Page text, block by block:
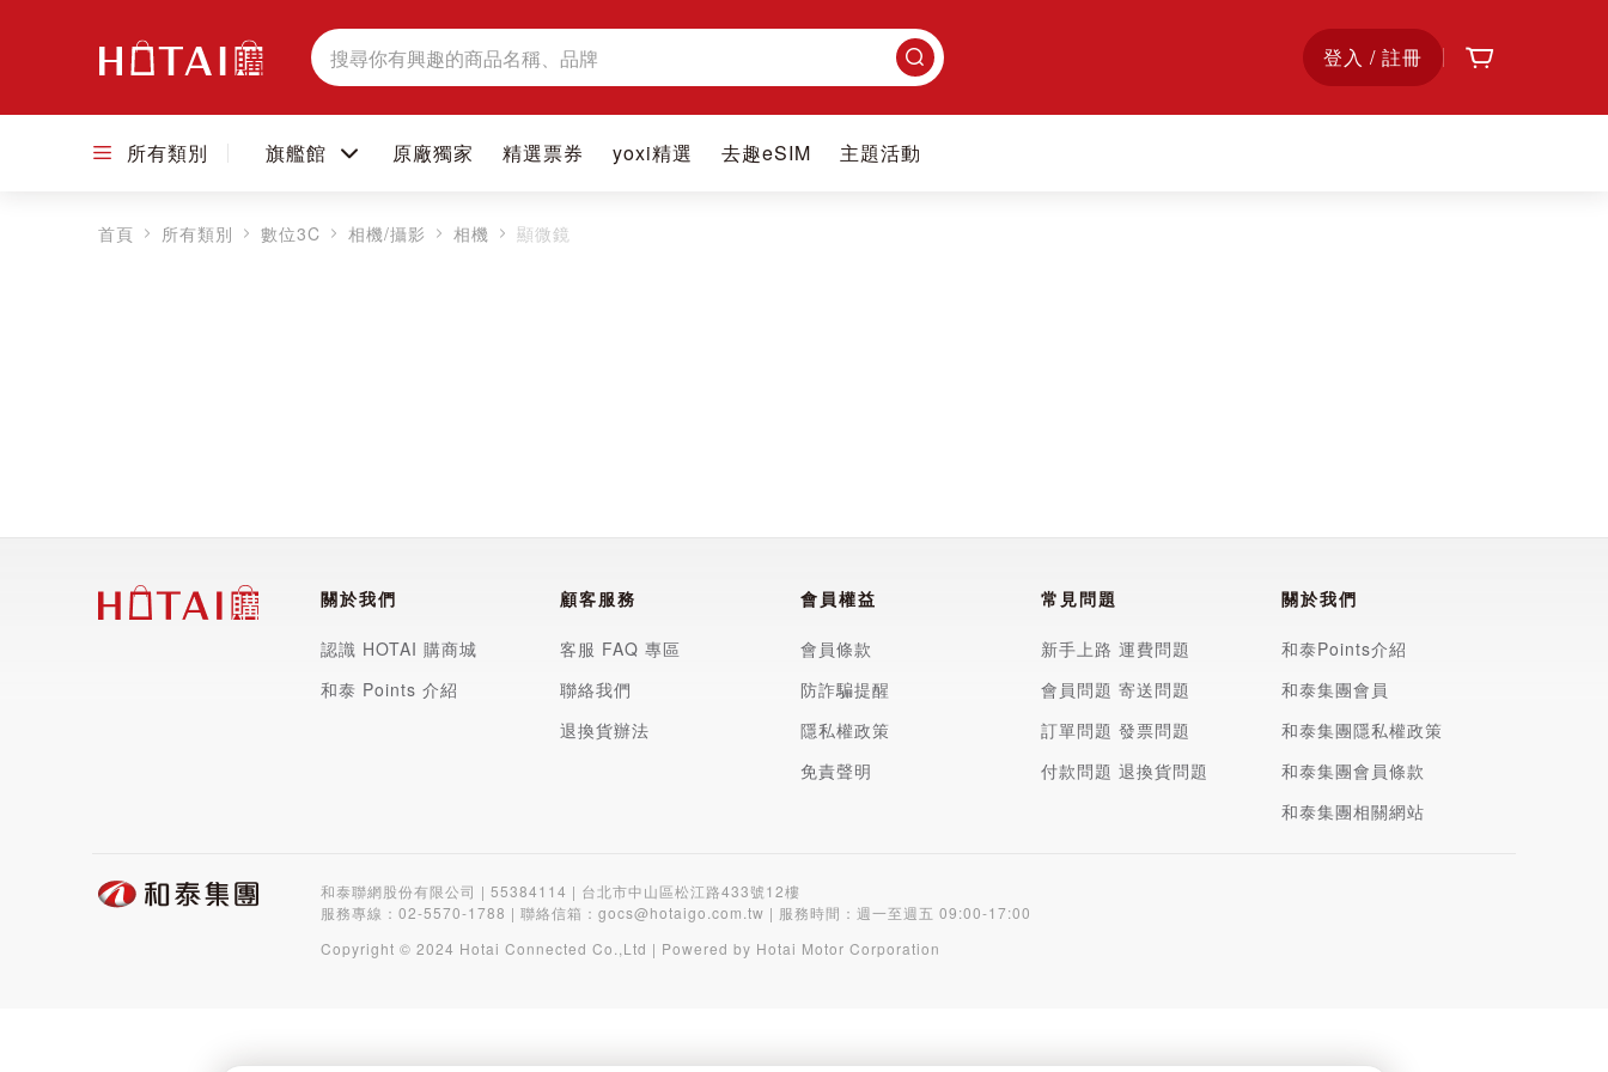
登入 / 註冊
搜
尋
搜
尋
所有類別 旗艦館 原廠獨家 精選票券 yoxi精選 去趣eSIM 主題活動
首頁 所有類別 數位3C 相機/攝影 相機 顯微鏡
關於我們
認識 HOTAI 購商城
和泰 Points 介紹
顧客服務
客服 FAQ 專區
聯絡我們
退換貨辦法
會員權益
會員條款
防詐騙提醒
隱私權政策
免責聲明
常見問題
新手上路
會員問題
訂單問題
付款問題
運費問題
寄送問題
發票問題
退換貨問題
關於我們
和泰Points介紹
和泰集團會員
和泰集團隱私權政策
和泰集團會員條款
和泰集團相關網站
和泰聯網股份有限公司 | 55384114 | 台北市中山區松江路433號12樓
服務專線： 02-5570-1788 | 聯絡信箱： gocs@hotaigo.com.tw | 服務時間：週一至週五 09:00-17:00
Copyright © 2024 Hotai Connected Co.,Ltd | Powered by Hotai Motor Corporation